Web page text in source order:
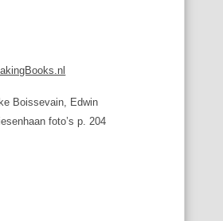
Boissevain, Edwin
foto’s p. 204